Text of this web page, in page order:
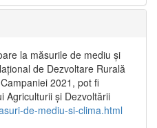
la măsurile de mediu și
de Dezvoltare Rurală
2021, pot fi
Agriculturii și Dezvoltării
de-mediu-si-clima.html